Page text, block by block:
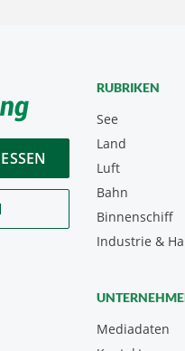
RUBRIKEN
See
Land
Luft
Bahn
Binnenschiff
Industrie &
Mediadaten